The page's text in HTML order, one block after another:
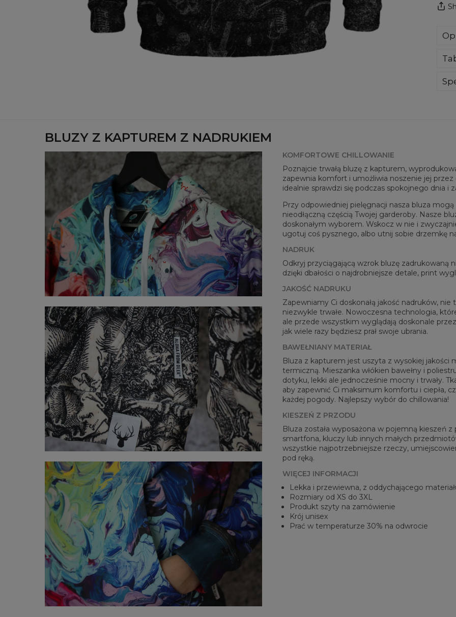
CM
A -
BLUZY Z KAPTUREM Z NADRUKIEM
KOMFORTOWE CHILLOWANIE
Poznajcie trwałą bluzę z kapturem,
zapewnia komfort i umożliwia noszenie jej przez
idealnie sprawdzi się podczas spokojnego dnia
Przy odpowiedniej pielęgnacji nasza bluza
nieodłączną częścią Twojej garderoby. Nasze
doskonałym wyborem. Wskocz w nie i
ugotuj coś pysznego, albo utnij sobie drzemkę
NADRUK
Odkryj przyciągającą wzrok bluzę
dzięki dbałości o najdrobniejsze detale, print
JAKOŚĆ NADRUKU
Zapewniamy Ci doskonałą jakość nadruków,
niezwykle trwałe. Nowoczesna technologia,
ale przede wszystkim wyglądają doskonale
jak wiele razy będziesz prał swoje ubrania.
BAWEŁNIANY MATERIAŁ
Bluza z kapturem jest uszyta z wysokiej jakości
termiczną. Mieszanka włókien bawełny i
dotyku, lekki ale jednocześnie mocny i trwały.
aby zapewnić Ci maksimum komfortu i ciepła,
każdej pogody. Najlepszy wybór do chillowania!
KIESZEŃ Z PRZODU
Bluza została wyposażona w pojemną kieszeń
smartfona, kluczy lub innych małych
wszystkie najpotrzebniejsze rzeczy,
pod ręką.
WIĘCEJ INFORMACJI
Lekka i przewiewna, z oddychającego
Rozmiary od XS do 3XL
Produkt szyty na zamówienie
Krój unisex
Prać w temperaturze 30% na odwrocie